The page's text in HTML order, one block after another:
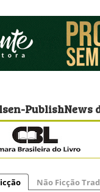
PublishNews
Não Ficção